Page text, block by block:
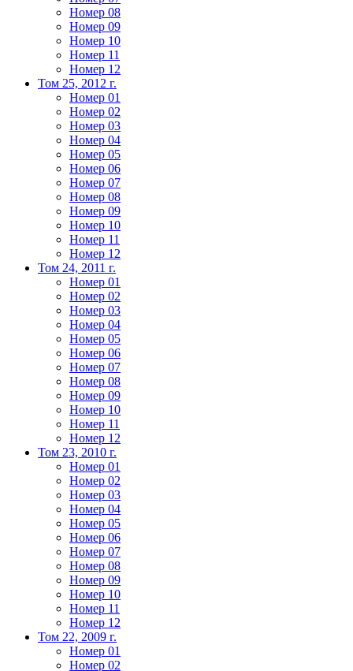
Номер 08
Номер 09
Номер 10
Номер 11
Номер 12
Том 25, 2012 г.
Номер 01
Номер 02
Номер 03
Номер 04
Номер 05
Номер 06
Номер 07
Номер 08
Номер 09
Номер 10
Номер 11
Номер 12
Том 24, 2011 г.
Номер 01
Номер 02
Номер 03
Номер 04
Номер 05
Номер 06
Номер 07
Номер 08
Номер 09
Номер 10
Номер 11
Номер 12
Том 23, 2010 г.
Номер 01
Номер 02
Номер 03
Номер 04
Номер 05
Номер 06
Номер 07
Номер 08
Номер 09
Номер 10
Номер 11
Номер 12
Том 22, 2009 г.
Номер 01
Номер 02